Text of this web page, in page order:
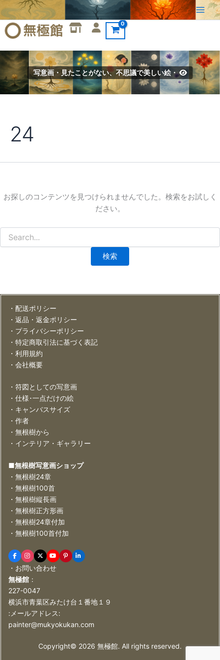
容
を
キ
ッ
プ
写意画・見たことがない、不思議で美しい絵・
24
お探しのコンテンツを見つけられませんでした。検索をお試しく
ださい。
索
象:
・配送ポリシー
・返品・返金ポリシー
・プライバシーポリシー
・特定商取引法に基づく表記
・利用規約
・会社概要
・符図としての写意画
・仕様･一点だけの絵
・キャンバスサイズ
・作者
・無根樹から
・インテリア・ギャラリー
■無根樹写意画ショップ
・無根樹24章
・無根樹100首
・無根樹縦長画
・無根樹正方形画
・無根樹24章付加
・無根樹100首付加
・お問い合わせ
無極館：
227-0047
横浜市青葉区みたけ台１番地１９
:メールアドレス:
painter@mukyokukan.com
Copyright© 2026 無極館. All rights reserved.